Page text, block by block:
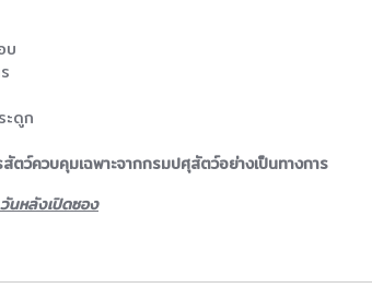
บ
ะดูก
ว์ควบคุมเฉพาะจากกรมปศุสัตว์อย่างเป็นทางการ
นหลังเปิดซอง